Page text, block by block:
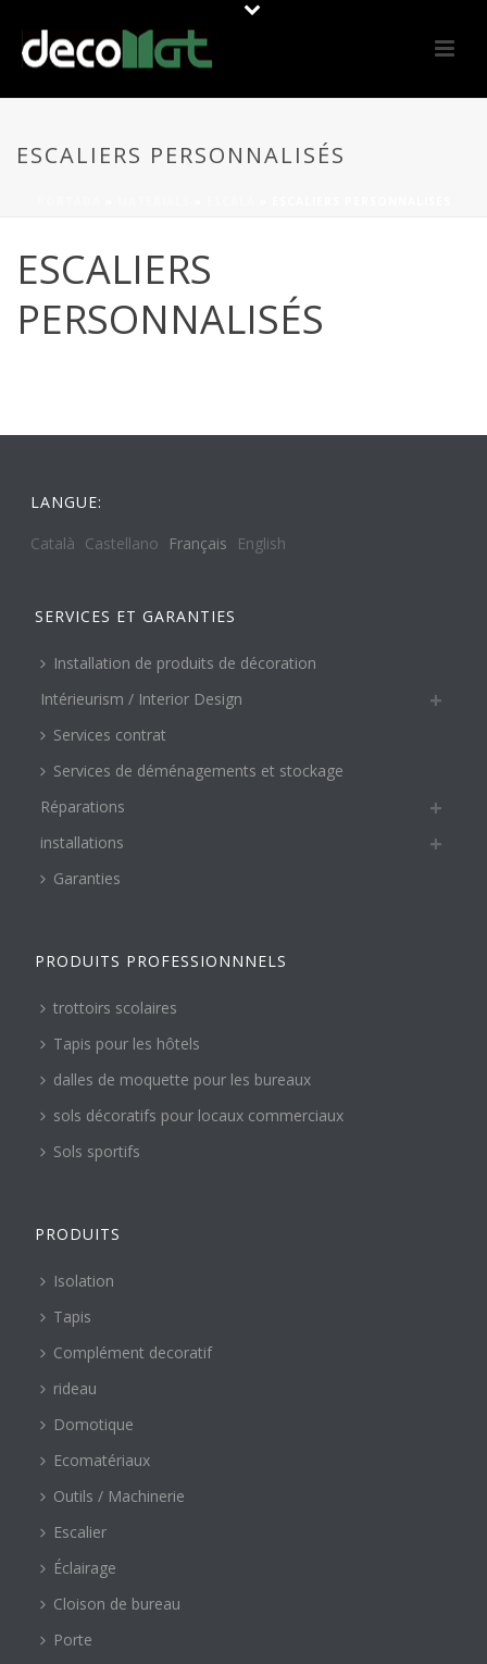
ESCALIERS PERSONNALISÉS
ESCALIERS
PERSONNALISÉS
LANGUE:
Català Castellano Français English
SERVICES ET GARANTIES
Installation de produits de décoration
Intérieurism / Interior Design
Services contrat
Services de déménagements et stockage
Réparations
installations
Garanties
PRODUITS PROFESSIONNNELS
trottoirs scolaires
Tapis pour les hôtels
dalles de moquette pour les bureaux
sols décoratifs pour locaux commerciaux
Sols sportifs
PRODUITS
Isolation
Tapis
Complément decoratif
rideau
Domotique
Ecomatériaux
Outils / Machinerie
Escalier
Éclairage
Cloison de bureau
Porte